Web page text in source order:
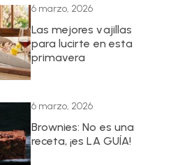
6 marzo, 2026
Las mejores vajillas
para lucirte en esta
primavera
6 marzo, 2026
Brownies: No es una
receta, ¡es LA GUÍA!